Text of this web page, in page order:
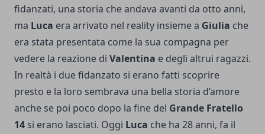
fidanzati, una storia che andava avanti da otto anni,
ma Luca era arrivato nel reality insieme a Giulia che
era stata presentata come la sua compagna per
vedere la reazione di Valentina e degli altrui ragazzi.
In realtà i due fidanzato si erano fatti scoprire
presto e la loro sembrava una bella storia d’amore
anche se poi poco dopo la fine del Grande Fratello
14 si erano lasciati. Oggi Luca che ha 28 anni, fa il